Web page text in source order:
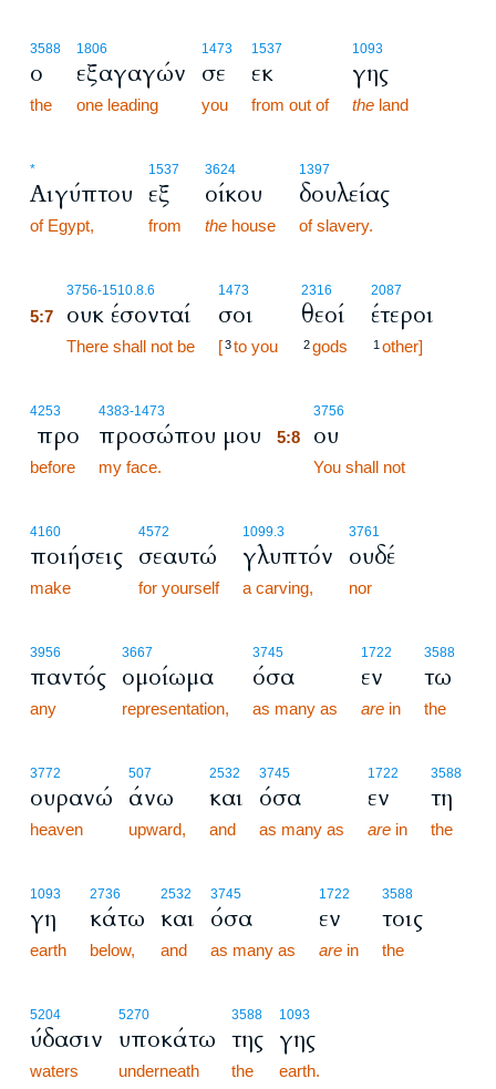
3588
ο
the
1806
εξαγαγών
one leading
1473
σε
you
1537
εκ
from out of
1093
γης
the land
*
Αιγύπτου
of Egypt,
1537
εξ
from
3624
οίκου
the house
1397
δουλείας
of slavery.
3756-1510.8.6
5:7 ουκ έσονταί
There shall not be
1473
σοι
[3to you
2316
θεοί
2gods
2087
έτεροι
1 other]
4253
προ
before
4383-1473
προσώπου μου
my face.
3756
5:8 ου
You shall not
4160
ποιήσεις
make
4572
σεαυτώ
for yourself
1099.3
γλυπτόν
a carving,
3761
ουδέ
nor
3956
παντός
any
3667
ομοίωμα
representation,
3745
όσα
as many as
1722
εν
are in
3588
τω
the
3772
ουρανώ
heaven
507
άνω
upward,
2532
και
and
3745
όσα
as many as
1722
εν
are in
3588
τη
the
1093
γη
earth
2736
κάτω
below,
2532
και
and
3745
όσα
as many as
1722
εν
are in
3588
τοις
the
5204
ύδασιν
waters
5270
υποκάτω
underneath
3588
της
the
1093
γης
earth.